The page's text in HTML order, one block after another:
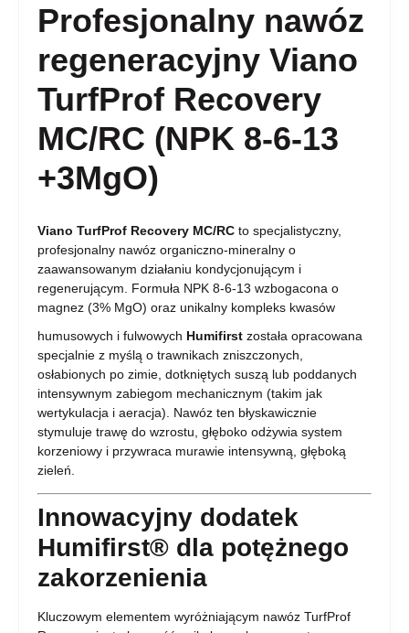
Profesjonalny nawóz
regeneracyjny Viano
TurfProf Recovery
MC/RC (NPK 8-6-13
+3MgO)
Viano TurfProf Recovery MC/RC to specjalistyczny,
profesjonalny nawóz organiczno-mineralny o
zaawansowanym działaniu kondycjonującym i
regenerującym. Formuła NPK 8-6-13 wzbogacona o
magnez (3% MgO) oraz unikalny kompleks kwasów
humusowych i fulwowych Humifirst została opracowana
specjalnie z myślą o trawnikach zniszczonych,
osłabionych po zimie, dotkniętych suszą lub poddanych
intensywnym zabiegom mechanicznym (takim jak
wertykulacja i aeracja). Nawóz ten błyskawicznie
stymuluje trawę do wzrostu, głęboko odżywia system
korzeniowy i przywraca murawie intensywną, głęboką
zieleń.
Innowacyjny dodatek
Humifirst® dla potężnego
zakorzenienia
Kluczowym elementem wyróżniającym nawóz TurfProf